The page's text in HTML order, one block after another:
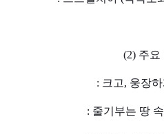
(2) 주요
: 크고, 웅장
: 줄기부는 땅